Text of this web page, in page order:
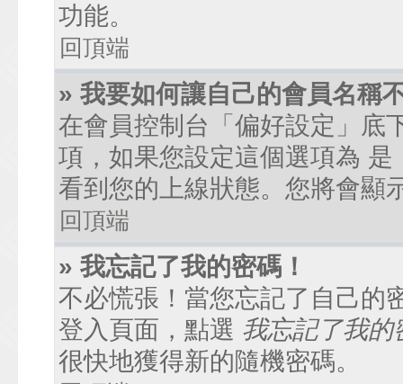
功能。
回頂端
» 我要如何讓自己的會員名稱
在會員控制台「偏好設定」底
項，如果您設定這個選項為 是
看到您的上線狀態。您將會顯
回頂端
» 我忘記了我的密碼！
不必慌張！當您忘記了自己的
登入頁面，點選 我忘記了我的
很快地獲得新的隨機密碼。